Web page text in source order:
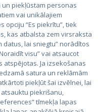
piekļūstam personas
vai unikālajiem
opciju “Es piekrītu”, tiek
kas atbalsta zem virsraksta
lai sniegtu” norādītos
visu” vai atsaucot
atspējotas. Ja izsekošanas
satura un reklāmām
piekļūt šai izvēlnei, lai
piekrišanu,
tīmekļa lapas